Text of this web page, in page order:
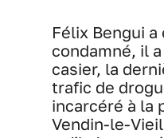
Félix Bengui
condamné, il
casier, la
trafic de
incarcéré à la
Vendin-le-